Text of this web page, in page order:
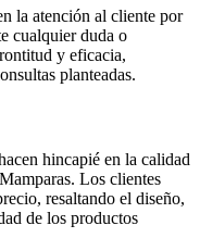
la atención al cliente por
cualquier duda o
y eficacia,
planteadas.
hincapié en la calidad
Los clientes
resaltando el diseño,
de los productos